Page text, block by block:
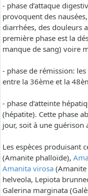
- phase d’attaque
provoquent des
diarrhées, des douleurs
première phase est la
manque de sang) voire
- phase de rémission:
entre la 36ème et la
- phase d’atteinte
(hépatite). Cette phase
jour, soit à une guérison
Les espèces produisant
(Amanite phalloïde),
Amanita virosa
helveola, Lepiota
Galerina marginata